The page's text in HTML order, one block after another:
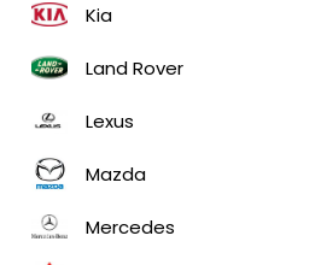
Kia
Land Rover
Lexus
Mazda
Mercedes